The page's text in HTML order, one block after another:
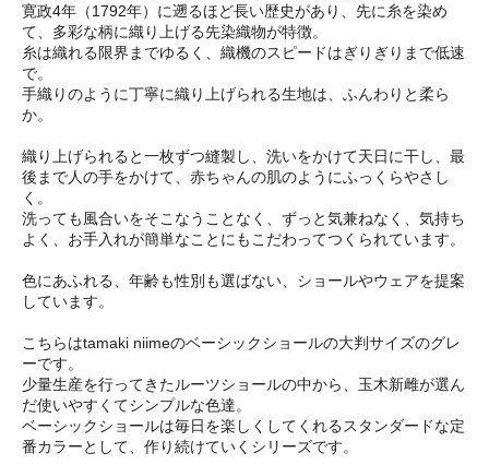
寛政4年（1792年）に遡るほど長い歴史があり、先に糸を染め
て、多彩な柄に織り上げる先染織物が特徴。
糸は織れる限界までゆるく、織機のスピードはぎりぎりまで低速
で。
手織りのように丁寧に織り上げられる生地は、ふんわりと柔ら
か。
織り上げられると一枚ずつ縫製し、洗いをかけて天日に干し、最
後まで人の手をかけて、赤ちゃんの肌のようにふっくらやさし
く。
洗っても風合いをそこなうことなく、ずっと気兼ねなく、気持ち
よく、お手入れが簡単なことにもこだわってつくられています。
色にあふれる、年齢も性別も選ばない、ショールやウェアを提案
しています。
こちらはtamaki niimeのベーシックショールの大判サイズのグレ
ーです。
少量生産を行ってきたルーツショールの中から、玉木新雌が選ん
だ使いやすくてシンプルな色達。
ベーシックショールは毎日を楽しくしてくれるスタンダードな定
番カラーとして、作り続けていくシリーズです。